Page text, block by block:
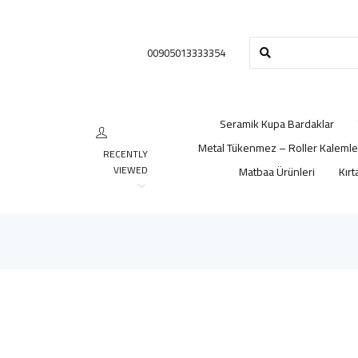
00905013333354
Seramik Kupa Bardaklar
Metal Tükenmez – Roller
Matbaa Ürünleri
RECENTLY
VIEWED